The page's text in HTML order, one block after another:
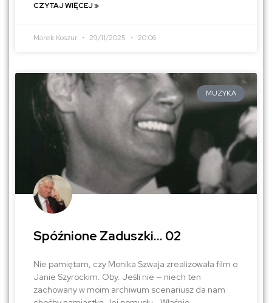
CZYTAJ WIĘCEJ »
Marek Koszur 29/11/2025 20:06
MUZYKA
Spóźnione Zaduszki… 02
Nie pamiętam, czy Monika Szwaja zrealizowała film o
Janie Szyrockim. Oby. Jeśli nie — niech ten
zachowany w moim archiwum scenariusz da nam